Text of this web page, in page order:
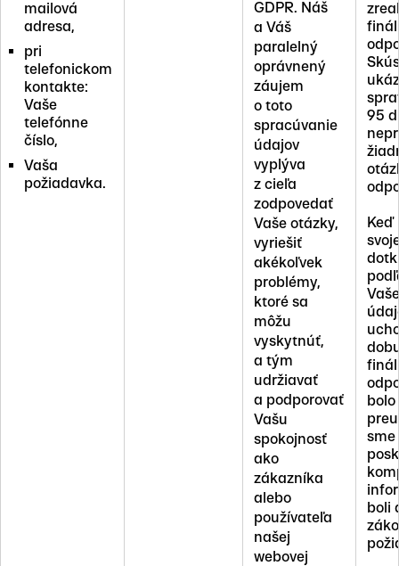
mailová
adresa,
pri
telefonickom
kontakte:
Vaše
telefónne
číslo,
Vaša
požiadavka.
GDPR. Náš
a Váš
paralelný
oprávnený
záujem
o toto
spracúvanie
údajov
vyplýva
z cieľa
zodpovedať
Vaše otázky,
vyriešiť
akékoľvek
problémy,
ktoré sa
môžu
vyskytnúť,
a tým
udržiavať
a podporovať
Vašu
spokojnosť
ako
zákazníka
alebo
používateľa
našej
webovej
95
Keď
sme
boli